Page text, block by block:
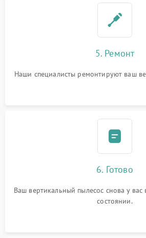
5. Ремонт
Наши специалисты ремонтируют ваш
6. Готово
Ваш вертикальный пылесос снова у
состоянии.